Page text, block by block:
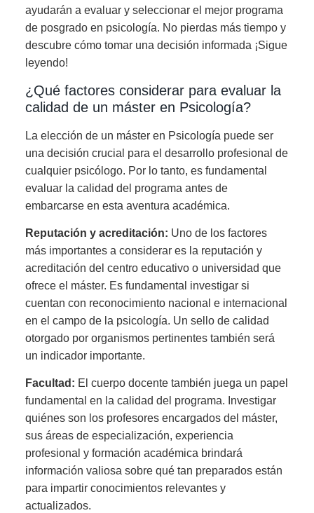
ayudarán a evaluar y seleccionar el mejor programa
de posgrado en psicología. No pierdas más tiempo y
descubre cómo tomar una decisión informada ¡Sigue
leyendo!
¿Qué factores considerar para evaluar la
calidad de un máster en Psicología?
La elección de un máster en Psicología puede ser
una decisión crucial para el desarrollo profesional de
cualquier psicólogo. Por lo tanto, es fundamental
evaluar la calidad del programa antes de
embarcarse en esta aventura académica.
Reputación y acreditación: Uno de los factores
más importantes a considerar es la reputación y
acreditación del centro educativo o universidad que
ofrece el máster. Es fundamental investigar si
cuentan con reconocimiento nacional e internacional
en el campo de la psicología. Un sello de calidad
otorgado por organismos pertinentes también será
un indicador importante.
Facultad: El cuerpo docente también juega un papel
fundamental en la calidad del programa. Investigar
quiénes son los profesores encargados del máster,
sus áreas de especialización, experiencia
profesional y formación académica brindará
información valiosa sobre qué tan preparados están
para impartir conocimientos relevantes y
actualizados.